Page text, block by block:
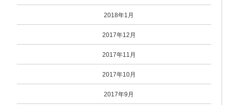
2018年1月
2017年12月
2017年11月
2017年10月
2017年9月